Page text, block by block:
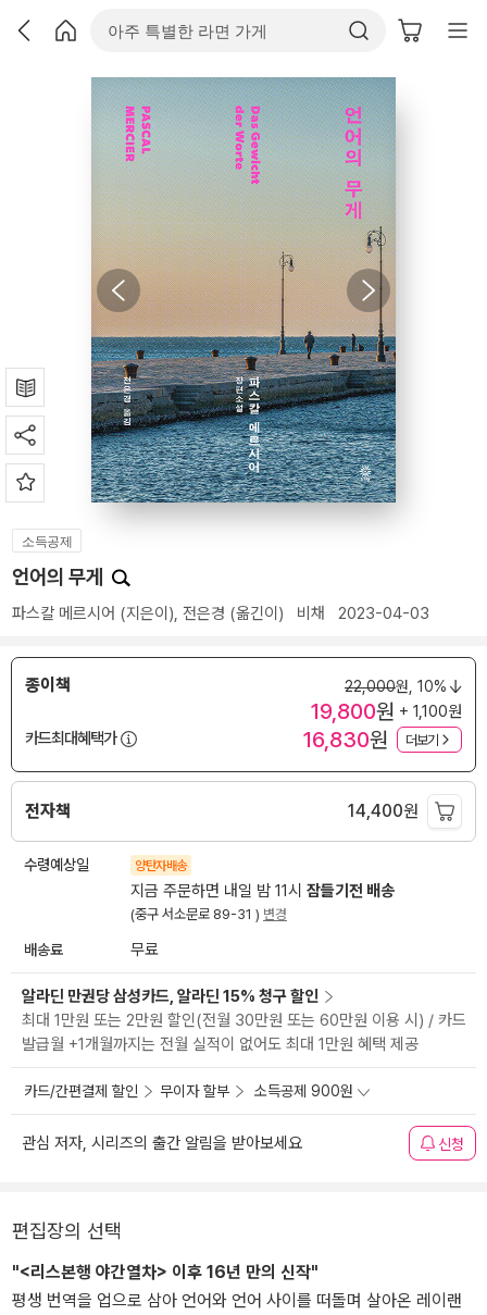
소득공제
언어의 무게
파스칼 메르시어 (지은이), 전은경 (옮긴이) 비채 2023-04-03
종이책 22,000원, 10%
19,800원 + 1,100원
카드최대혜택가
16,830원 더보기
전자책 14,400원
수령예상일 양탄자배송
지금 주문하면 내일 밤 11시 잠들기전 배송
(중구 서소문로 89-31 ) 변경
배송료 무료
알라딘 만권당 삼성카드, 알라딘 15% 청구 할인
최대 1만원 또는 2만원 할인(전월 30만원 또는 60만원 이용 시) / 카드
발급월 +1개월까지는 전월 실적이 없어도 최대 1만원 혜택 제공
카드/간편결제 할인 무이자 할부 소득공제 900원
관심 저자, 시리즈의 출간 알림을 받아보세요 신청
편집장의 선택
"<리스본행 야간열차> 이후 16년 만의 신작"
평생 번역을 업으로 삼아 언어와 언어 사이를 떠돌며 살아온 레이랜